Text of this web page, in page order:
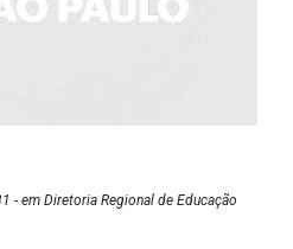
em Diretoria Regional de Educação